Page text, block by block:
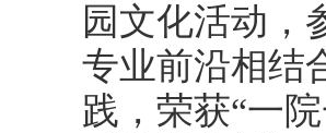
园文化活动，
专业前沿相结
践，荣获“一